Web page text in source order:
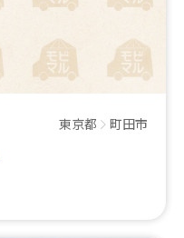
東京都 町田市